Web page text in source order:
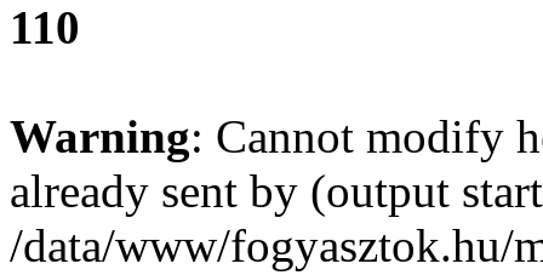
110
Warning: Cannot modify
already sent by (output
/data/www/fogyasztok.hu/